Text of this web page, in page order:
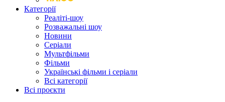
Категорії
Реаліті-шоу
Розважальні шоу
Новини
Серіали
Мультфільми
Фільми
Українські фільми і серіали
Всі категорії
Всі проєкти